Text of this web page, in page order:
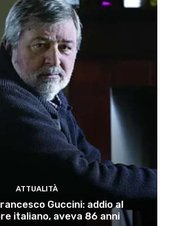
ATTUALITÀ
Guccini: addio al
italiano, aveva 86 anni